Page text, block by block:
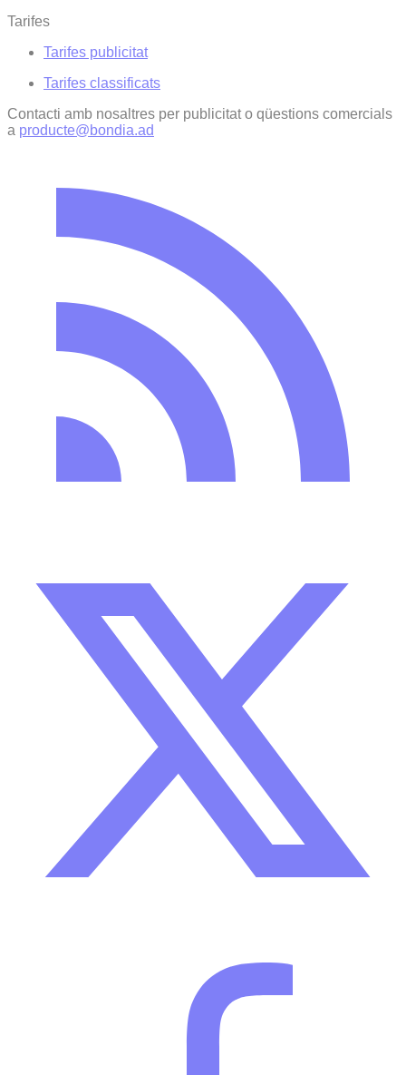
Tarifes
Tarifes publicitat
Tarifes classificats
Contacti amb nosaltres per publicitat o qüestions comercials
a producte@bondia.ad